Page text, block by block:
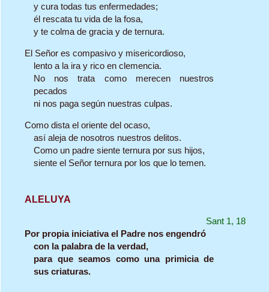
y cura todas tus enfermedades;
él rescata tu vida de la fosa,
y te colma de gracia y de ternura.
El Señor es compasivo y misericordioso,
lento a la ira y rico en clemencia.
No nos trata como merecen nuestros
pecados
ni nos paga según nuestras culpas.
Como dista el oriente del ocaso,
así aleja de nosotros nuestros delitos.
Como un padre siente ternura por sus hijos,
siente el Señor ternura por los que lo temen.
ALELUYA
Sant 1, 18
Por propia iniciativa el Padre nos engendró
con la palabra de la verdad,
para que seamos como una primicia de
sus criaturas.